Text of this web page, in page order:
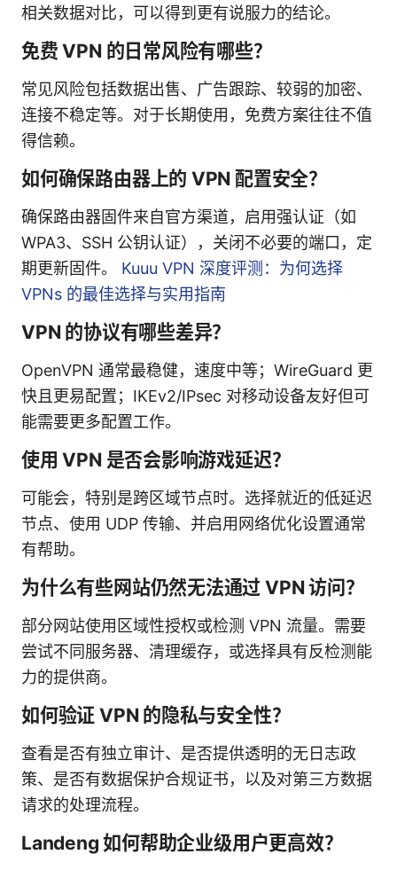
相关数据对比，可以得到更有说服力的结论。
免费 VPN 的日常风险有哪些？
常见风险包括数据出售、广告跟踪、较弱的加密、
连接不稳定等。对于长期使用，免费方案往往不值
得信赖。
如何确保路由器上的 VPN 配置安全？
确保路由器固件来自官方渠道，启用强认证（如
WPA3、SSH 公钥认证），关闭不必要的端口，定
期更新固件。 Kuuu VPN 深度评测：为何选择
VPNs 的最佳选择与实用指南
VPN 的协议有哪些差异？
OpenVPN 通常最稳健，速度中等；WireGuard 更
快且更易配置；IKEv2/IPsec 对移动设备友好但可
能需要更多配置工作。
使用 VPN 是否会影响游戏延迟？
可能会，特别是跨区域节点时。选择就近的低延迟
节点、使用 UDP 传输、并启用网络优化设置通常
有帮助。
为什么有些网站仍然无法通过 VPN 访问？
部分网站使用区域性授权或检测 VPN 流量。需要
尝试不同服务器、清理缓存，或选择具有反检测能
力的提供商。
如何验证 VPN 的隐私与安全性？
查看是否有独立审计、是否提供透明的无日志政
策、是否有数据保护合规证书，以及对第三方数据
请求的处理流程。
Landeng 如何帮助企业级用户更高效？